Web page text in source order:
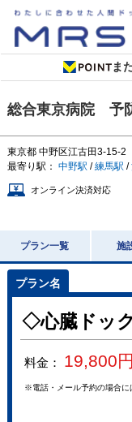
ま
総合東京病院 予
東京都 中野区江古田3-15-2
最寄り駅： 中野駅 /練馬駅 /
オンライン決済対応
プラン一覧 施
◇心臓ドッ
料金： 19,800円
※電話・メール予約の場合に